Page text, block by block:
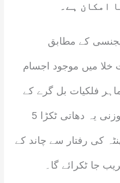
امکان ہے۔
کے مطابق
خلا میں موجود اجسام
فلکیات بل گرے کے
مطابق تقریباً 450 ٹن وزنی یہ دھاتی ٹکڑا 5
فی گھنٹہ کی رفتار سے چاند کے
جا ٹکرائے گا۔